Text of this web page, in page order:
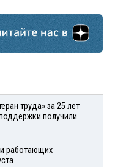
труда» за 25 лет
получили
работающих